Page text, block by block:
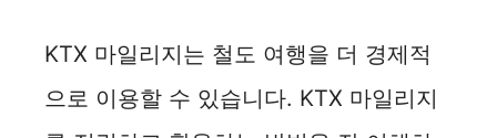
KTX 마일리지는 철도 여행을 더 경제적
으로 이용할 수 있습니다. KTX 마일리지